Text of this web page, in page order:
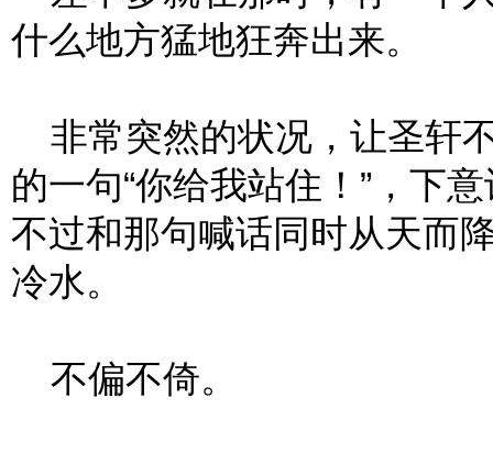
什么地方猛地狂奔出来。
非常突然的状况，让圣轩
的一句“你给我站住！”，下
不过和那句喊话同时从天而
冷水。
不偏不倚。